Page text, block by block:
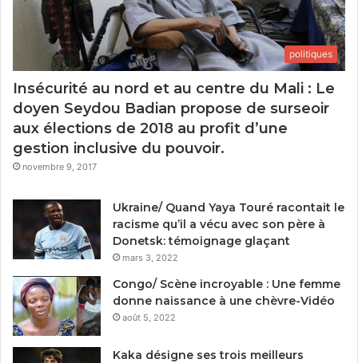
politiques
Insécurité au nord et au centre du Mali : Le
doyen Seydou Badian propose de surseoir
aux élections de 2018 au profit d’une
gestion inclusive du pouvoir.
novembre 9, 2017
Ukraine/ Quand Yaya Touré racontait le
racisme qu’il a vécu avec son père à
Donetsk: témoignage glaçant
mars 3, 2022
Congo/ Scène incroyable : Une femme
donne naissance à une chèvre-Vidéo
août 5, 2022
Kaka désigne ses trois meilleurs